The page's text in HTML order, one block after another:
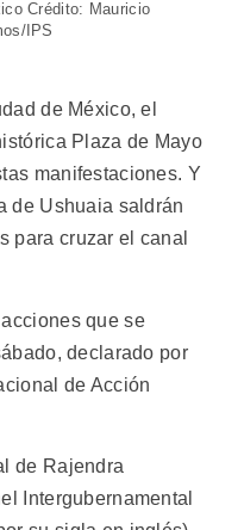
Crédito: Mauricio
IPS
de México, el
Plaza de Mayo
manifestaciones. Y
de Ushuaia saldrán
para cruzar el canal
que se
declarado por
de Acción
de Rajendra
Intergubernamental